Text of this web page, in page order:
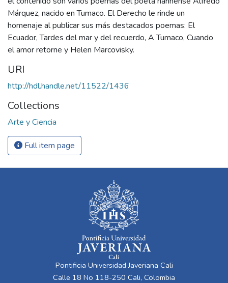
Márquez, nacido en Tumaco. El Derecho le rinde un
homenaje al publicar sus más destacados poemas: El
Ecuador, Tardes del mar y del recuerdo, A Tumaco, Cuando
el amor retorne y Helen Marcovisky.
URI
http://hdl.handle.net/11522/1436
Collections
Arte y Ciencia
Full item page
Pontificia Universidad Javeriana Cali
Calle 18 No 118-250 Cali, Colombia